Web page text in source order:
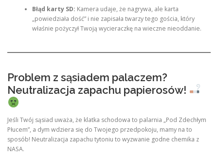
Błąd karty SD: Kamera udaje, że nagrywa, ale karta
„powiedziała dość” i nie zapisała twarzy tego gościa, który
właśnie pożyczył Twoją wycieraczkę na wieczne nieoddanie.
Problem z sąsiadem palaczem?
Neutralizacja zapachu papierosów!
Jeśli Twój sąsiad uważa, że klatka schodowa to palarnia „Pod Zdechłym
Płucem”, a dym wdziera się do Twojego przedpokoju, mamy na to
sposób! Neutralizacja zapachu tytoniu to wyzwanie godne chemika z
NASA.